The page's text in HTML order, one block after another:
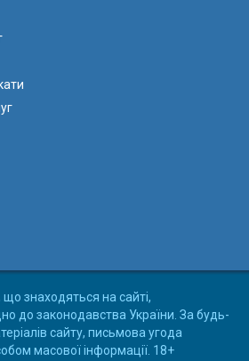
що знаходяться на сайті,
до законодавства України. За будь-
сайту, письмова угода
масової інформації. 18+